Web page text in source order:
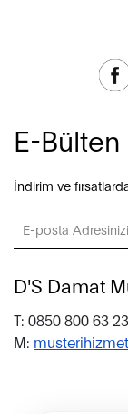
E-Bülten
İndirim ve
D'S Damat
T: 0850 800 63 23
M: